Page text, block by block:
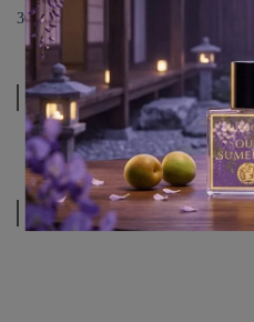
30ML 原廠代理正裝品。
運送方式
相關商品